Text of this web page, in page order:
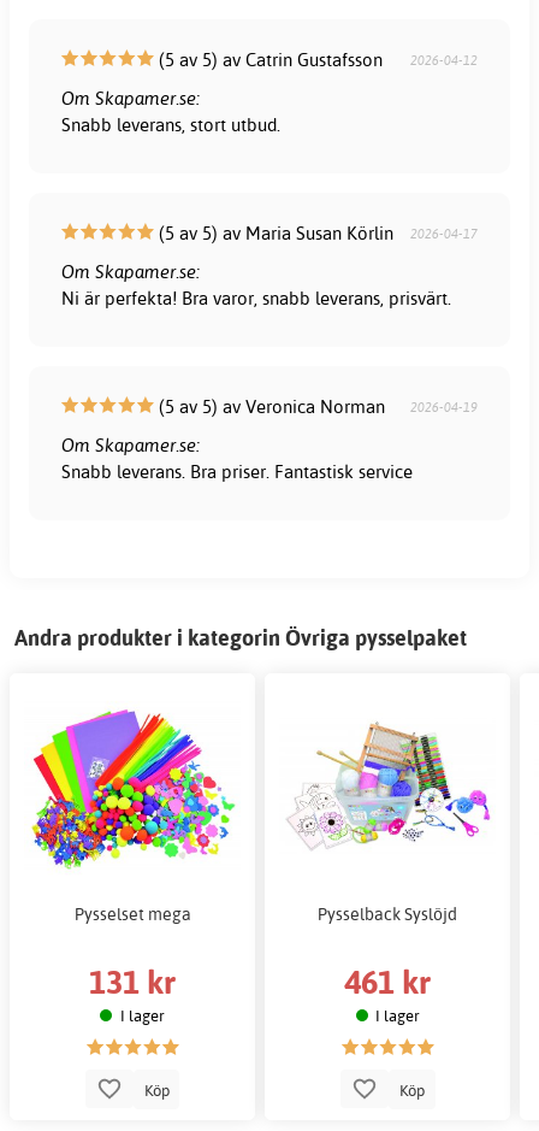
(5 av 5) av Catrin Gustafsson 2026-04-12
Om Skapamer.se:
Snabb leverans, stort utbud.
(5 av 5) av Maria Susan Körlin 2026-04-17
Om Skapamer.se:
Ni är perfekta! Bra varor, snabb leverans, prisvärt.
(5 av 5) av Veronica Norman 2026-04-19
Om Skapamer.se:
Snabb leverans. Bra priser. Fantastisk service
Andra produkter i kategorin Övriga pysselpaket
Pysselset mega
131 kr
I lager
Köp
Pysselback Syslöjd
461 kr
I lager
Köp